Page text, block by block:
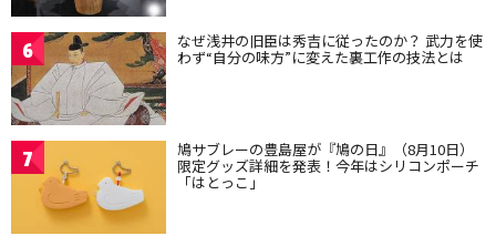
6 なぜ浅井の旧臣は秀吉に従ったのか？ 武力を使
わず“自分の味方”に変えた裏工作の技法とは
7 鳩サブレーの豊島屋が『鳩の日』（8月10日）
限定グッズ詳細を発表！今年はシリコンポーチ
「はとっこ」